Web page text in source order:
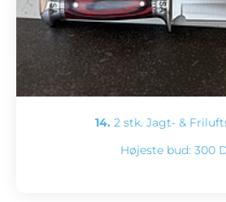
14. 2 stk. Jagt- &
Højeste bud: 300